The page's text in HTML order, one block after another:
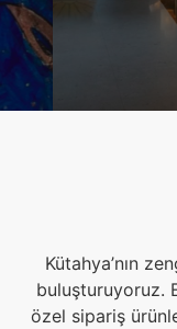
Kütahya’nın
buluşturuyoruz.
özel sipariş